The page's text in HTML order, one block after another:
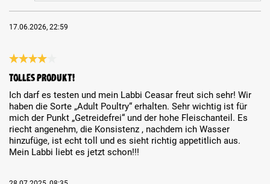
17.06.2026, 22:59
Tolles Produkt!
Ich darf es testen und mein Labbi Ceasar freut sich sehr! Wir
haben die Sorte „Adult Poultry“ erhalten. Sehr wichtig ist für
mich der Punkt „Getreidefrei“ und der hohe Fleischanteil. Es
riecht angenehm, die Konsistenz , nachdem ich Wasser
hinzufüge, ist echt toll und es sieht richtig appetitlich aus.
Mein Labbi liebt es jetzt schon!!!